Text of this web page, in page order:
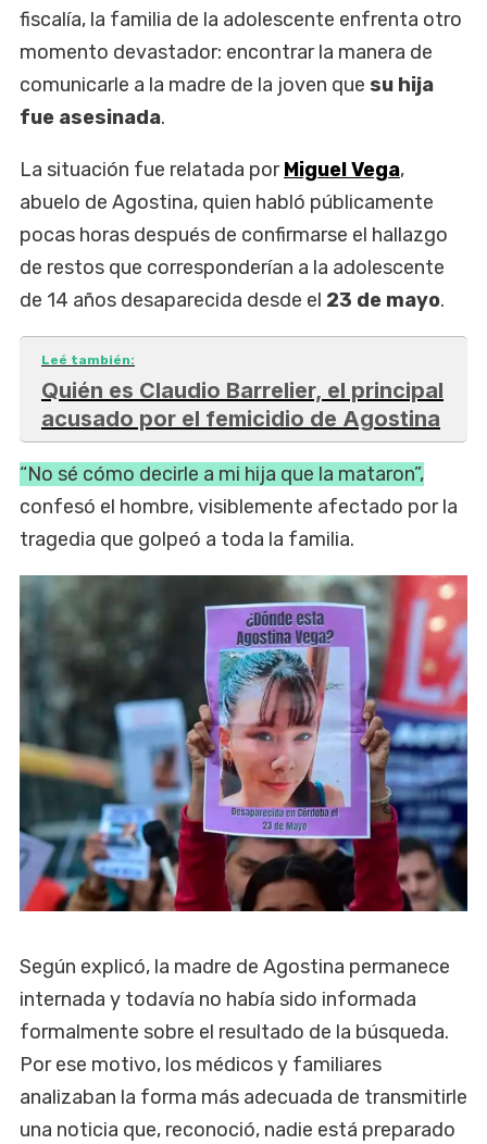
fiscalía, la familia de la adolescente enfrenta otro
momento devastador: encontrar la manera de
comunicarle a la madre de la joven que su hija
fue asesinada.
La situación fue relatada porMiguel Vega,
abuelo de Agostina, quien habló públicamente
pocas horas después de confirmarse el hallazgo
de restos que corresponderían a la adolescente
de 14 años desaparecida desde el 23 de mayo.
Leé también:
Quién es Claudio Barrelier, el principal
acusado por el femicidio de Agostina
“No sé cómo decirle a mi hija que la mataron”,
confesó el hombre, visiblemente afectado por la
tragedia que golpeó a toda la familia.
Según explicó, la madre de Agostina permanece
internada y todavía no había sido informada
formalmente sobre el resultado de la búsqueda.
Por ese motivo, los médicos y familiares
analizaban la forma más adecuada de transmitirle
una noticia que, reconoció, nadie está preparado